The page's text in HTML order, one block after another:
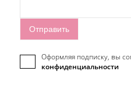
Оформляя подписку, вы
конфиденциальности